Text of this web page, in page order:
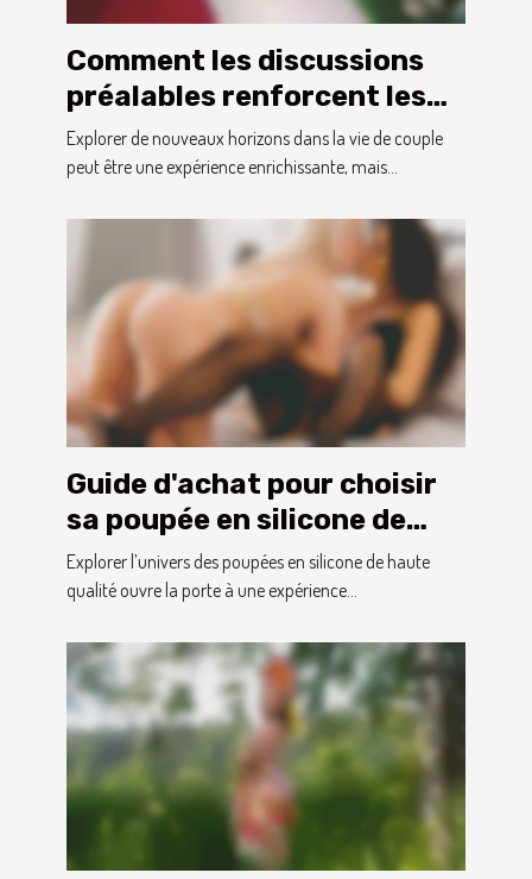
Comment les discussions
préalables renforcent les
couples avant un trio ?
Explorer de nouveaux horizons dans la vie de couple
peut être une expérience enrichissante, mais...
Guide d'achat pour choisir
sa poupée en silicone de
haute qualité
Explorer l’univers des poupées en silicone de haute
qualité ouvre la porte à une expérience...